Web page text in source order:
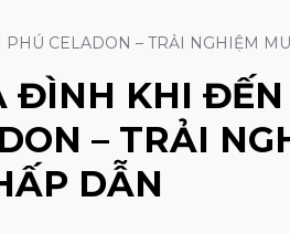
CELADON – TRẢI NGHIỆM
ĐÌNH KHI ĐẾN
– TRẢI
DẪN